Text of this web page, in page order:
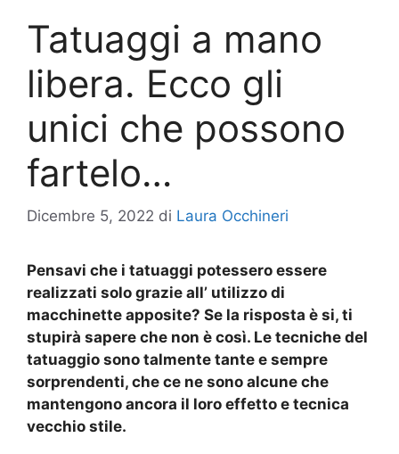
Tatuaggi a mano
libera. Ecco gli
unici che possono
fartelo…
Dicembre 5, 2022 di Laura Occhineri
Pensavi che i tatuaggi potessero essere
realizzati solo grazie all’ utilizzo di
macchinette apposite? Se la risposta è si, ti
stupirà sapere che non è così. Le tecniche del
tatuaggio sono talmente tante e sempre
sorprendenti, che ce ne sono alcune che
mantengono ancora il loro effetto e tecnica
vecchio stile.